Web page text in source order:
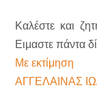
Καλέστε και
Ειμαστε πάντα
Με εκτίμηση
ΑΓΓΕΛΑΙΝΑΣ